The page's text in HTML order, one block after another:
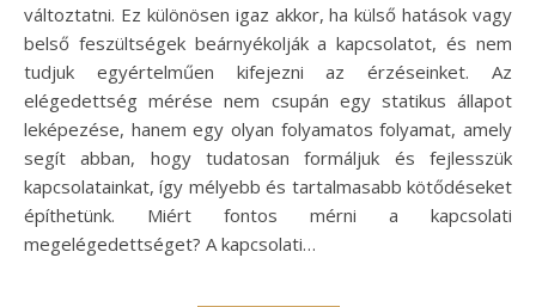
változtatni. Ez különösen igaz akkor, ha külső hatások vagy
belső feszültségek beárnyékolják a kapcsolatot, és nem
tudjuk egyértelműen kifejezni az érzéseinket. Az
elégedettség mérése nem csupán egy statikus állapot
leképezése, hanem egy olyan folyamatos folyamat, amely
segít abban, hogy tudatosan formáljuk és fejlesszük
kapcsolatainkat, így mélyebb és tartalmasabb kötődéseket
építhetünk. Miért fontos mérni a kapcsolati
megelégedettséget? A kapcsolati…